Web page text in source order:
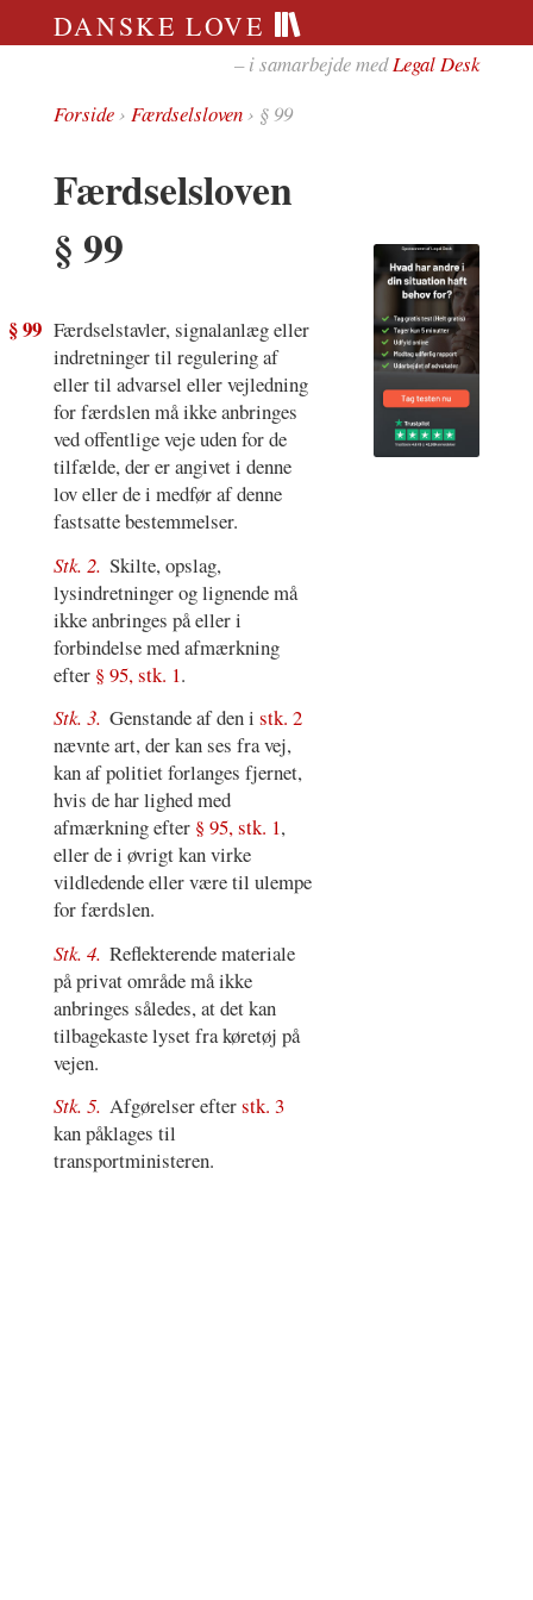
DANSKE LOVE
– i samarbejde medLegal Desk
Forside› Færdselsloven› § 99
Færdselsloven
§ 99
§ 99 Færdselstavler, signalanlæg eller
indretninger til regulering af
eller til advarsel eller vejledning
for færdslen må ikke anbringes
ved offentlige veje uden for de
tilfælde, der er angivet i denne
lov eller de i medfør af denne
fastsatte bestemmelser.
Stk. 2. Skilte, opslag,
lysindretninger og lignende må
ikke anbringes på eller i
forbindelse med afmærkning
efter § 95, stk. 1.
Stk. 3. Genstande af den istk. 2
nævnte art, der kan ses fra vej,
kan af politiet forlanges fjernet,
hvis de har lighed med
afmærkning efter § 95, stk. 1,
eller de i øvrigt kan virke
vildledende eller være til ulempe
for færdslen.
Stk. 4. Reflekterende materiale
på privat område må ikke
anbringes således, at det kan
tilbagekaste lyset fra køretøj på
vejen.
Stk. 5. Afgørelser efterstk. 3
kan påklages til
transportministeren.